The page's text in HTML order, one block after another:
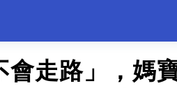
會走路」，媽